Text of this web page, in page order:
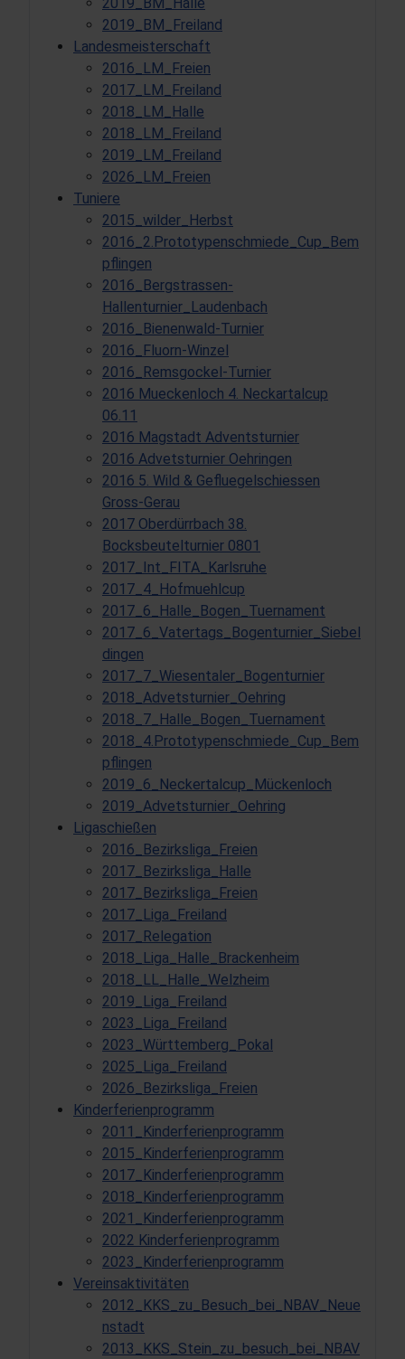
2019_BM_Freiland
Landesmeisterschaft
2016_LM_Freien
2017_LM_Freiland
2018_LM_Halle
2018_LM_Freiland
2019_LM_Freiland
2026_LM_Freien
Tuniere
2015_wilder_Herbst
2016_2.Prototypenschmiede_Cup_Bem
pflingen
2016_Bergstrassen-
Hallenturnier_Laudenbach
2016_Bienenwald-Turnier
2016_Fluorn-Winzel
2016_Remsgockel-Turnier
2016 Mueckenloch 4. Neckartalcup
06.11
2016 Magstadt Adventsturnier
2016 Advetsturnier Oehringen
2016 5. Wild & Gefluegelschiessen
Gross-Gerau
2017 Oberdürrbach 38.
Bocksbeutelturnier 0801
2017_Int_FITA_Karlsruhe
2017_4_Hofmuehlcup
2017_6_Halle_Bogen_Tuernament
2017_6_Vatertags_Bogenturnier_Siebel
dingen
2017_7_Wiesentaler_Bogenturnier
2018_Advetsturnier_Oehring
2018_7_Halle_Bogen_Tuernament
2018_4.Prototypenschmiede_Cup_Bem
pflingen
2019_6_Neckertalcup_Mückenloch
2019_Advetsturnier_Oehring
Ligaschießen
2016_Bezirksliga_Freien
2017_Bezirksliga_Halle
2017_Bezirksliga_Freien
2017_Liga_Freiland
2017_Relegation
2018_Liga_Halle_Brackenheim
2018_LL_Halle_Welzheim
2019_Liga_Freiland
2023_Liga_Freiland
2023_Württemberg_Pokal
2025_Liga_Freiland
2026_Bezirksliga_Freien
Kinderferienprogramm
2011_Kinderferienprogramm
2015_Kinderferienprogramm
2017_Kinderferienprogramm
2018_Kinderferienprogramm
2021_Kinderferienprogramm
2022 Kinderferienprogramm
2023_Kinderferienprogramm
Vereinsaktivitäten
2012_KKS_zu_Besuch_bei_NBAV_Neue
nstadt
2013_KKS_Stein_zu_besuch_bei_NBAV